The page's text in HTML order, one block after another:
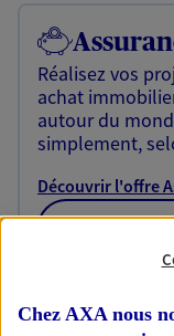
Réalisez vos
achat
autour du
simplement,
Découvrir l'offre
Retraite
Chez AXA nous